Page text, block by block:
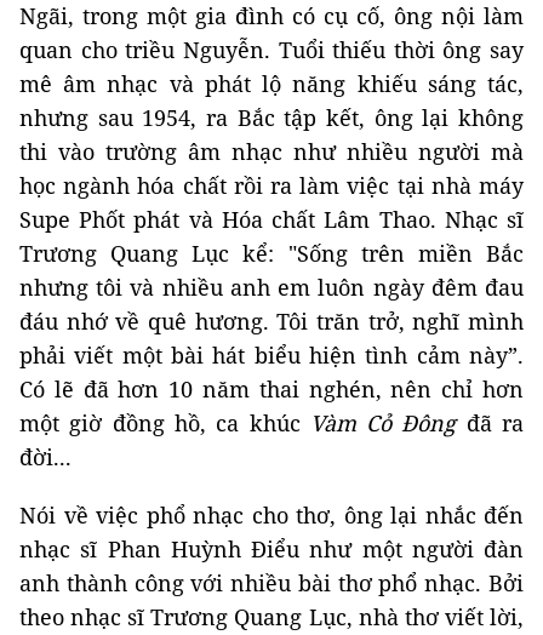
Ngãi, trong một gia đình có cụ cố, ông nội làm
quan cho triều Nguyễn. Tuổi thiếu thời ông say
mê âm nhạc và phát lộ năng khiếu sáng tác,
nhưng sau 1954, ra Bắc tập kết, ông lại không
thi vào trường âm nhạc như nhiều người mà
học ngành hóa chất rồi ra làm việc tại nhà máy
Supe Phốt phát và Hóa chất Lâm Thao. Nhạc sĩ
Trương Quang Lục kể: "Sống trên miền Bắc
nhưng tôi và nhiều anh em luôn ngày đêm đau
đáu nhớ về quê hương. Tôi trăn trở, nghĩ mình
phải viết một bài hát biểu hiện tình cảm này”.
Có lẽ đã hơn 10 năm thai nghén, nên chỉ hơn
một giờ đồng hồ, ca khúc Vàm Cỏ Đông đã ra
đời...
Nói về việc phổ nhạc cho thơ, ông lại nhắc đến
nhạc sĩ Phan Huỳnh Điểu như một người đàn
anh thành công với nhiều bài thơ phổ nhạc. Bởi
theo nhạc sĩ Trương Quang Lục, nhà thơ viết lời,